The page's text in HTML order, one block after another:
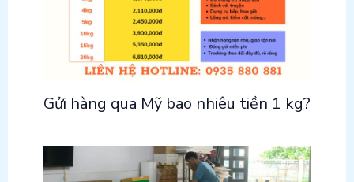
Gửi hàng qua Mỹ bao nhiêu tiền 1 kg?